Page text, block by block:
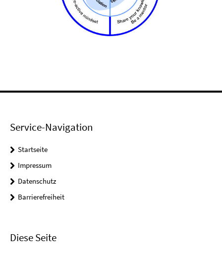
Service-Navigation
Startseite
Impressum
Datenschutz
Barrierefreiheit
Diese Seite